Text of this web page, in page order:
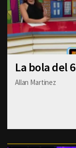
La bola del
Allan Martinez